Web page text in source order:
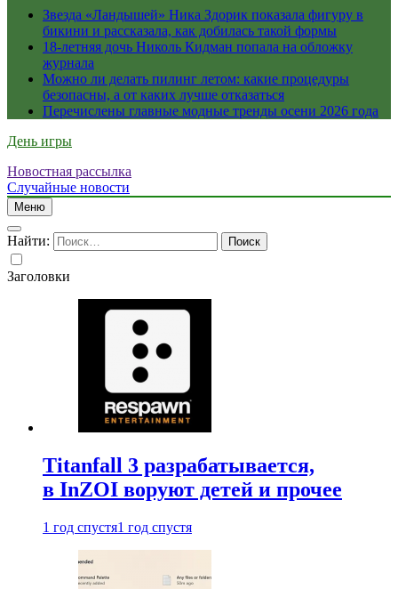
Звезда «Ландышей» Ника Здорик показала фигуру в
бикини и рассказала, как добилась такой формы
18-летняя дочь Николь Кидман попала на обложку
журнала
Можно ли делать пилинг летом: какие процедуры
безопасны, а от каких лучше отказаться
Перечислены главные модные тренды осени 2026 года
День игры
Новостная рассылка
Случайные новости
Меню
Найти:
Заголовки
Titanfall 3 разрабатывается,
в InZOI воруют детей и прочее
1 год спустя1 год спустя